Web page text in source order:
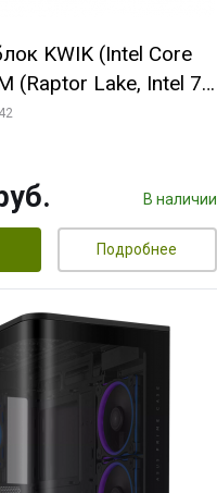
KWIK (Intel Core
(Raptor Lake, Intel 7,
16 ГБ ОЗУ (2
SSD)
В наличии
Подробнее